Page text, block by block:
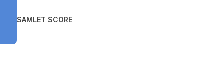
SAMLET SCORE